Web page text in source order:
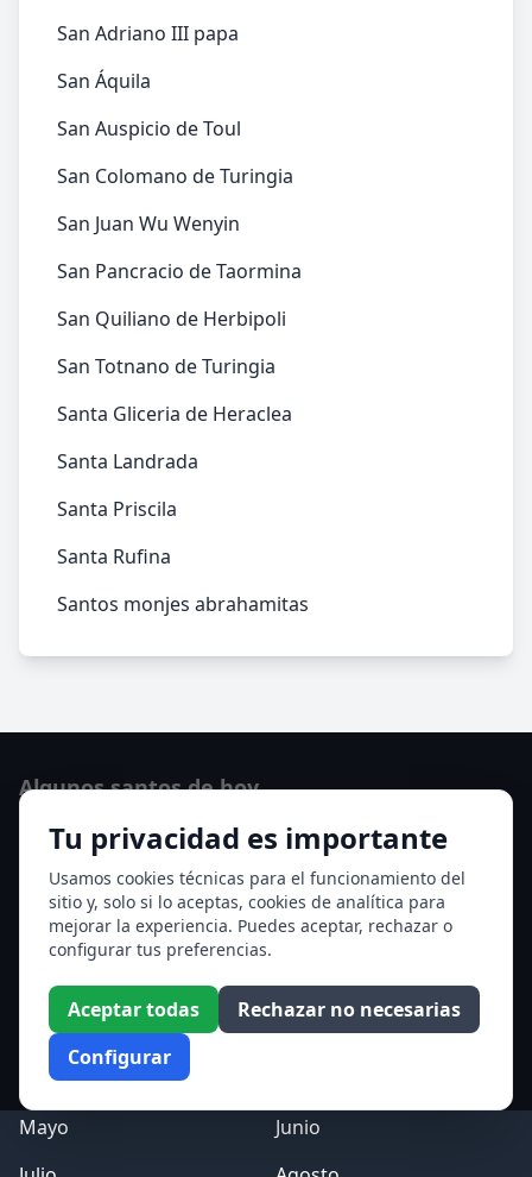
San Adriano III papa
San Áquila
San Auspicio de Toul
San Colomano de Turingia
San Juan Wu Wenyin
San Pancracio de Taormina
San Quiliano de Herbipoli
San Totnano de Turingia
Santa Gliceria de Heraclea
Santa Landrada
Santa Priscila
Santa Rufina
Santos monjes abrahamitas
Tu privacidad es importante
Usamos cookies técnicas para el funcionamiento del
sitio y, solo si lo aceptas, cookies de analítica para
mejorar la experiencia. Puedes aceptar, rechazar o
configurar tus preferencias.
Aceptar todas
Rechazar no necesarias
Configurar
Algunos santos de hoy
San Osvaldo de Maserfield
Santa Edith Stein (Sor Teresa Benedicta de la Cruz)
Ver todos los santos de hoy
Acceso a los Meses
Enero
Febrero
Marzo
Mayo
Junio